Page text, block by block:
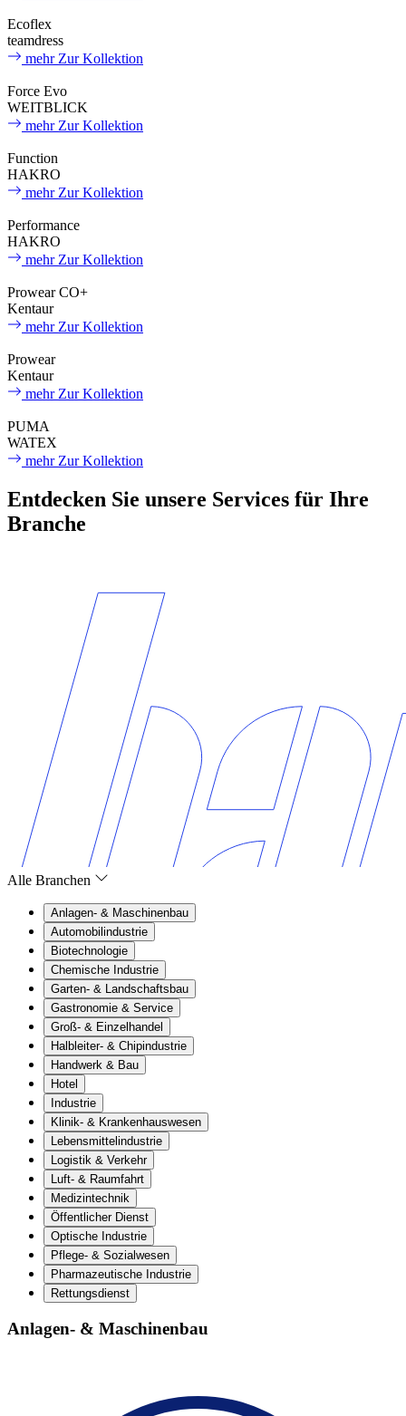
Ecoflex
teamdress
mehr Zur Kollektion
Force Evo
WEITBLICK
mehr Zur Kollektion
Function
HAKRO
mehr Zur Kollektion
Performance
HAKRO
mehr Zur Kollektion
Prowear CO+
Kentaur
mehr Zur Kollektion
Prowear
Kentaur
mehr Zur Kollektion
PUMA
WATEX
mehr Zur Kollektion
Entdecken Sie unsere Services für Ihre
Branche
Alle Branchen
Anlagen- & Maschinenbau
Automobilindustrie
Biotechnologie
Chemische Industrie
Garten- & Landschaftsbau
Gastronomie & Service
Groß- & Einzelhandel
Halbleiter- & Chipindustrie
Handwerk & Bau
Hotel
Industrie
Klinik- & Krankenhauswesen
Lebensmittelindustrie
Logistik & Verkehr
Luft- & Raumfahrt
Medizintechnik
Öffentlicher Dienst
Optische Industrie
Pflege- & Sozialwesen
Pharmazeutische Industrie
Rettungsdienst
Anlagen- & Maschinenbau